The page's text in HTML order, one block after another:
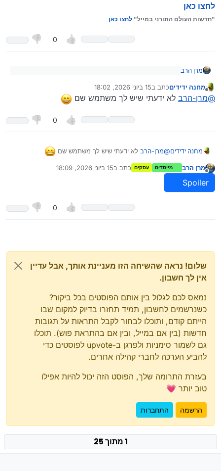
לחצו כאן
"חדשות העולם התורני במייל" לחצו כאן
0
מרן הרב
מי אמר? ראית שינויים?
יש שם שרשור על זה?
ככה נכתב בהודעה באתר מנותק
מחנה ידידיםכתב ב15 ביוני 2026, 18:02
נערך לאחרונה על ידי
@מרן-הרב לא ידעתי שיש לך משתמש שם
0
מחנה ידידים@מרן-הרב לא ידעתי שיש לך משתמש שם
מנותק
מרן הרב מייסדים עסקים כתב ב15 ביוני 2026, 18:09
נערך לאחרונה על ידי מרן הרב
Spoiler
0
שלום! נראה שהשיחה הזו מעניינת אותך, אבל עדיין
אין לך חשבון.
נמאס לכם לגלול בין אותם הפוסטים בכל ביקור?
כשנרשמים לחשבון, תמיד תחזרו בדיוק למקום שבו
הייתם קודם, ותוכלו לבחור לקבל התראות על תגובות
חדשות (בין אם במייל, ובין אם בהתראת פוש). תוכלו
גם לשמור סימניות ולפרגן ב-upvote לפוסטים כדי
להביע הערכה לחברי קהילה אחרים.
בעזרת התרומה שלך, הפוסט הזה יכול להיות אפילו
טוב יותר 💗
הרשמה התחברות
1 מתוך 25